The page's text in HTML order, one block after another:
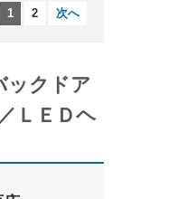
1 2 次へ
ックドア
ＬＥＤヘ